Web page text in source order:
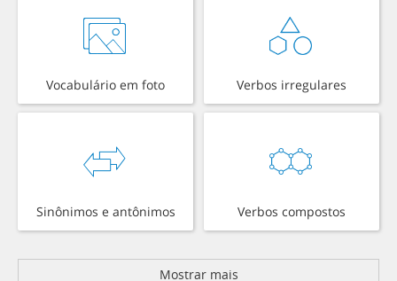
Vocabulário em foto Verbos irregulares
Sinônimos e antônimos Verbos compostos
Mostrar mais